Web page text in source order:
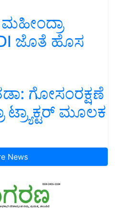
ಜೊತೆ ಹೊಸ
ಗೋಸಂರಕ್ಷಣೆ
ಟ್ರ್ಯಾಕ್ಟರ್ ಮೂಲಕ
News